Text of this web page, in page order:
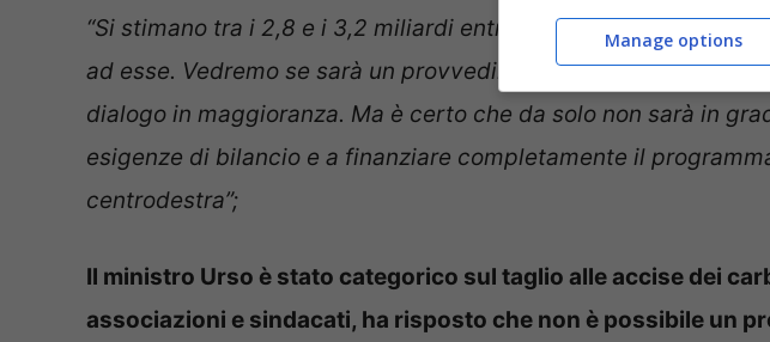
“Si stimano tra i 2,8 e i 3,2 miliardi entrate da questa
ad esse. Vedremo se sarà un provvedimento una tantum o
dialogo in maggioranza. Ma è certo che da solo non sarà in
esigenze di bilancio e a finanziare completamente il
centrodestra”;
Il ministro Urso è stato categorico sul taglio alle accise dei
associazioni e sindacati, ha risposto che non è possibile un
Manage options